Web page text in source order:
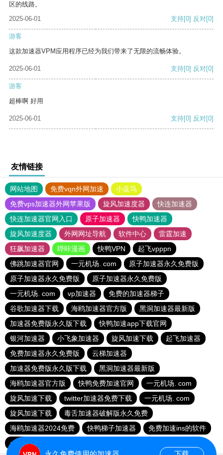
区的线路。
2025-06-01
支持[0] 反对[0]
游客
这款加速器VPM应用程序已经为我们带来了无限的流畅体验。
2025-06-01 支持[0] 反对[0]
游客
超棒啊 好用
2025-06-01 支持[0] 反对[0]
友情链接
网站地图 免费vqn外网加速
小蓝鸟
免费vps加速器外网苹果版
旋风加速度器
快连加速器
快连加速器官网入口
原子加速器
快鸭加速器
旋风加速度器
外网网址导航 软件中心
雷霆加速
狂飙加速器
哔咔漫画 快鸭VPN
起飞vpppn
佛跳加速器官网
一元机场. com
原子加速器永久免费版
原子加速器永久免费版
原子加速器永久免费版
一元机场. com
vp加速器
免费的加速器梯子
谷歌加速器下载
海鸥加速器官方版
黑洞加速器最新版
加速器免费版永久版下载
快鸭加速app下载官网
银河加速器
小飞象加速器 旋风加速下载
起飞加速器
免费加速器永久免费版
云梯加速器
加速器免费版永久版下载
黑洞加速器最新版
海鸥加速器官方版
快鸭免费加速官网
一元机场. com
旋风加速下载
twitter加速器免费下载
一元机场. com
旋风加速下载
毒舌加速器破解版永久免费
海鸥加速器2024免费
快鸭梯子加速器
免费加速ins的软件
apn加速器免费版下载